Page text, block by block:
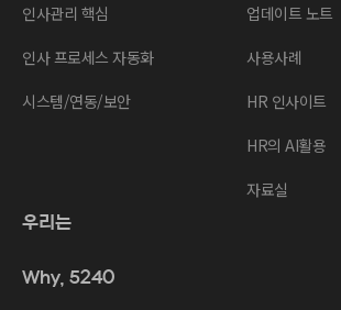
인사관리 핵심
인사 프로세스 자동화
시스템/연동/보안
업데이트 노트
사용사례
HR 인사이트
HR의 AI활용
자료실
우리는
Why, 5240